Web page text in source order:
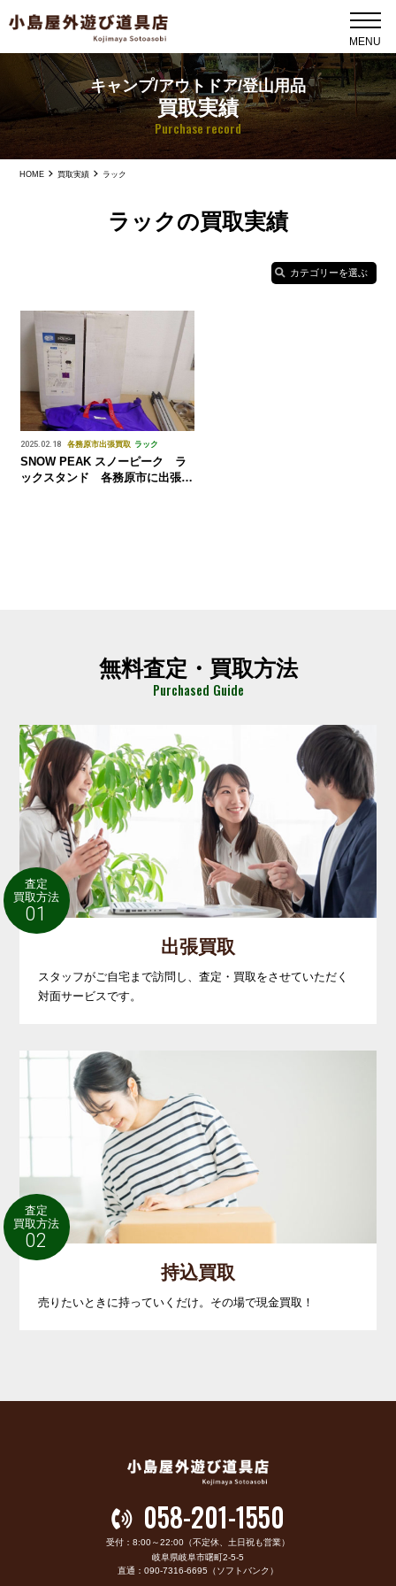
キャンプ/アウトドア/登山用品
買取実績
Purchase record
HOME 買取実績 ラック
ラックの買取実績
カテゴリーを選ぶ
2025.02.18 各務原市出張買取 ラック
SNOW PEAK スノーピーク ラ
ックスタンド 各務原市に出張買
無料査定・買取方法
Purchased Guide
査定
買取方法
01
出張買取
スタッフがご自宅まで訪問し、査定・買取をさせていただく
対面サービスです。
査定
買取方法
02
持込買取
売りたいときに持っていくだけ。その場で現金買取！
058-201-1550
受付：8:00～22:00（不定休、土日祝も営業）
岐阜県岐阜市曙町2-5-5
直通：090-7316-6695（ソフトバンク）